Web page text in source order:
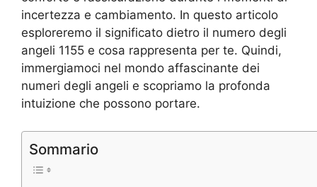
incertezza e cambiamento. In questo articolo
esploreremo il significato dietro il numero degli
angeli 1155 e cosa rappresenta per te. Quindi,
immergiamoci nel mondo affascinante dei
numeri degli angeli e scopriamo la profonda
intuizione che possono portare.
Sommario